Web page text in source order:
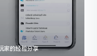
家的经验分享